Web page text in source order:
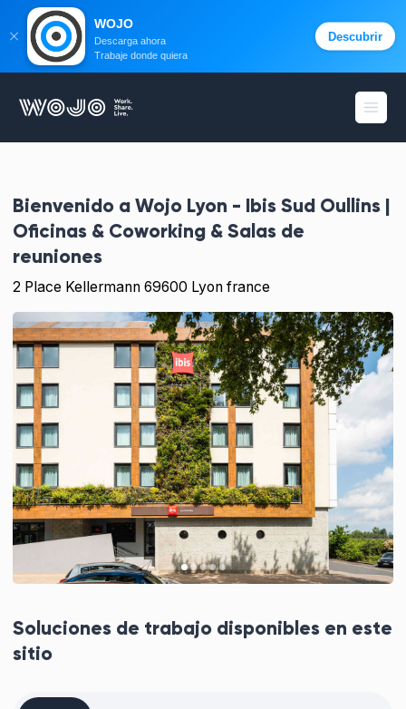
WOJO
Bienvenido aWojo Lyon - Ibis Sud Oullins |
Oficinas & Coworking & Salas de
reuniones
2 Place Kellermann 69600 Lyon france
Soluciones de trabajo disponibles en este
sitio
WOJO
Descarga ahora
Trabaje donde quiera
Descubrir